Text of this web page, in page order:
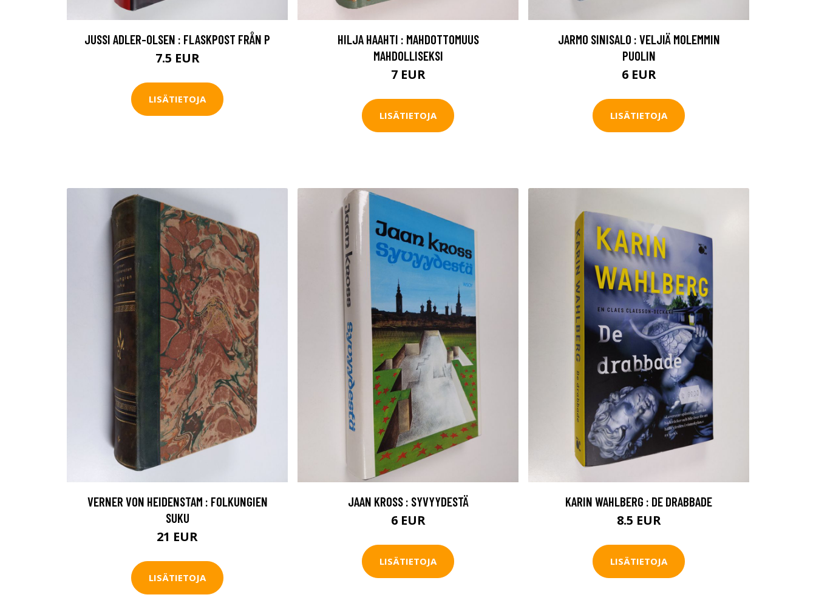
JUSSI ADLER-OLSEN : FLASKPOST FRÅN P
7.5 EUR
LISÄTIETOJA
HILJA HAAHTI : MAHDOTTOMUUS
MAHDOLLISEKSI
7 EUR
LISÄTIETOJA
JARMO SINISALO : VELJIÄ MOLEMMIN
PUOLIN
6 EUR
LISÄTIETOJA
VERNER VON HEIDENSTAM : FOLKUNGIEN
SUKU
21 EUR
LISÄTIETOJA
JAAN KROSS : SYVYYDESTÄ
6 EUR
LISÄTIETOJA
KARIN WAHLBERG : DE DRABBADE
8.5 EUR
LISÄTIETOJA